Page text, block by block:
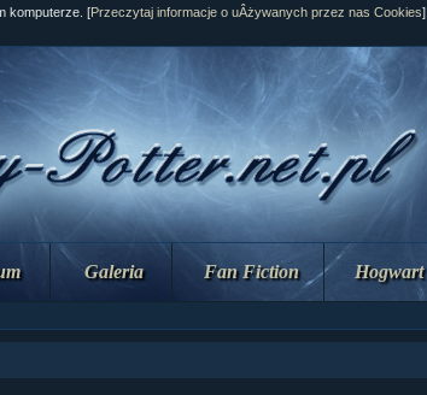
Galeria Fan Fiction Hogwart
komputerze. [Przeczytaj informacje o uÂżywanych przez nas Cookies].